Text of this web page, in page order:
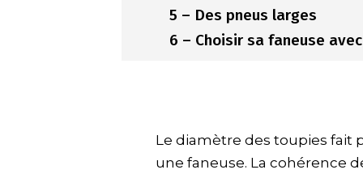
5 – Des pneus larges
6 – Choisir sa faneuse
Le diamètre des toupies fait
une faneuse. La cohérence